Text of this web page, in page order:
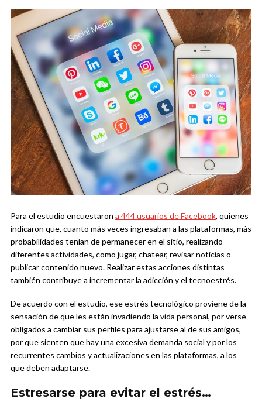
Para el estudio encuestaron a 444 usuarios de Facebook, quienes
indicaron que, cuanto más veces ingresaban a las plataformas, más
probabilidades tenían de permanecer en el sitio, realizando
diferentes actividades, como jugar, chatear, revisar noticias o
publicar contenido nuevo. Realizar estas acciones distintas
también contribuye a incrementar la adicción y el tecnoestrés.
De acuerdo con el estudio, ese estrés tecnológico proviene de la
sensación de que les están invadiendo la vida personal, por verse
obligados a cambiar sus perfiles para ajustarse al de sus amigos,
por que sienten que hay una excesiva demanda social y por los
recurrentes cambios y actualizaciones en las plataformas, a los
que deben adaptarse.
Estresarse para evitar el estrés…